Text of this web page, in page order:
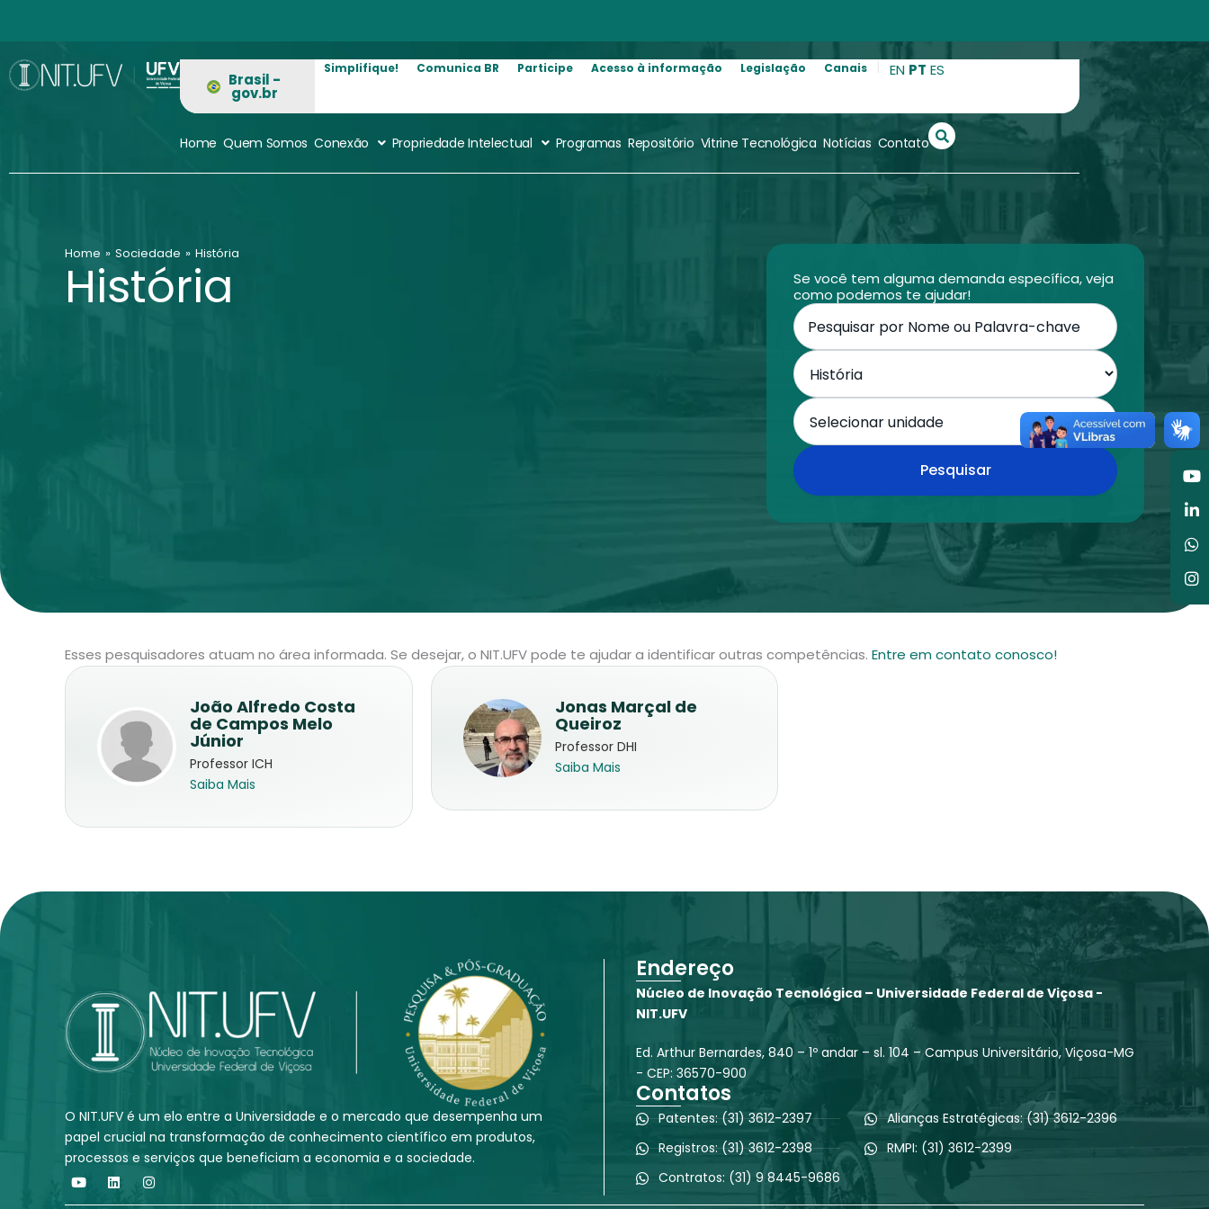
conteúdo
Brasil -
gov.br
Simplifique! Comunica BR Participe Acesso à informação Legislação Canais EN PT ES
Home Quem Somos Conexão Propriedade Intelectual Programas Repositório Vitrine Tecnológica Notícias Contato
S
e
a
r
Home » Sociedade » História
História
Se você tem alguma demanda específica, veja
como podemos te ajudar!
Pesquisar
Esses pesquisadores atuam no área informada. Se desejar, o NIT.UFV pode te ajudar a identificar outras competências. Entre em contato conosco!
João Alfredo Costa
de Campos Melo
Júnior
Professor ICH
Saiba Mais
Jonas Marçal de
Queiroz
Professor DHI
Saiba Mais
O NIT.UFV é um elo entre a Universidade e o mercado que desempenha um
papel crucial na transformação de conhecimento científico em produtos,
processos e serviços que beneficiam a economia e a sociedade.
Y
o
u
L
i
n
I
n
s
Endereço
Núcleo de Inovação Tecnológica – Universidade Federal de Viçosa -
NIT.UFV
Ed. Arthur Bernardes, 840 – 1º andar – sl. 104 – Campus Universitário, Viçosa-MG
- CEP: 36570-900
Contatos
Patentes: (31) 3612-2397
Registros: (31) 3612-2398
Contratos: (31) 9 8445-9686
Alianças Estratégicas: (31) 3612-2396
RMPI: (31) 3612-2399
in